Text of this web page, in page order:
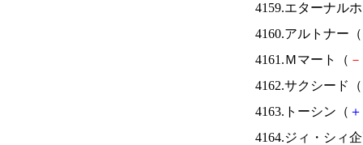
4159.エターナル
4160.アルトナー（
4161.Ｍマート（ －
4162.サクシード（
4163.トーシン（ ＋
4164.ジィ・シィ